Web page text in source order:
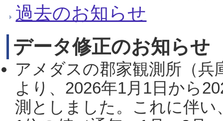
過去のお知らせ
データ修正のお知らせ
アメダスの郡家観測所（
より、2026年1月1日から
測としました。これに伴い